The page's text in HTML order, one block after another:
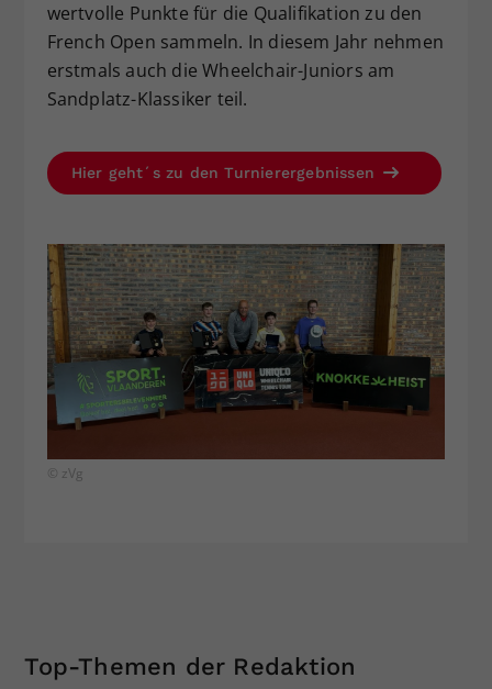
wertvolle Punkte für die Qualifikation zu den
French Open sammeln. In diesem Jahr nehmen
erstmals auch die Wheelchair-Juniors am
Sandplatz-Klassiker teil.
Hier geht´s zu den Turnierergebnissen
© zVg
Top-Themen der Redaktion